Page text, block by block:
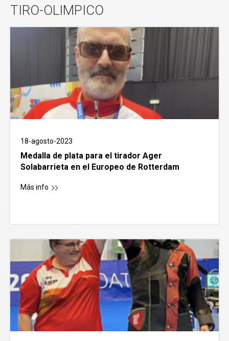
TIRO-OLIMPICO
18-agosto-2023
Medalla de plata para el tirador Ager
Solabarrieta en el Europeo de Rotterdam
Más info